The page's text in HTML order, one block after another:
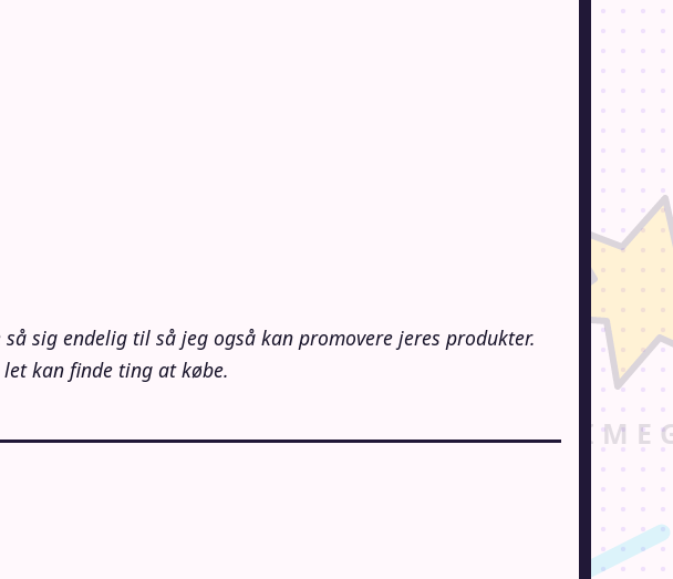
sig endelig til så jeg også kan promovere jeres produkter.
kan finde ting at købe.